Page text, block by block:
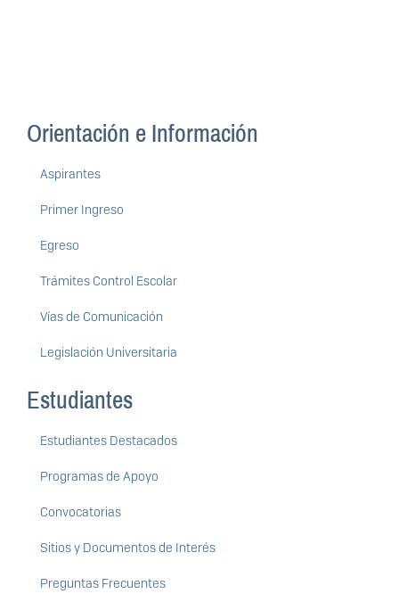
Orientación e Información
Aspirantes
Primer Ingreso
Egreso
Trámites Control Escolar
Vías de Comunicación
Legislación Universitaria
Estudiantes
Estudiantes Destacados
Programas de Apoyo
Convocatorias
Sitios y Documentos de Interés
Preguntas Frecuentes